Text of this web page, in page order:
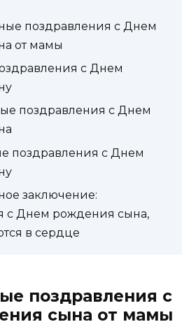
поздравления с Днем
от мамы
с Днем
поздравления с Днем
поздравления с Днем
заключение:
с Днем рождения сына,
в сердце
поздравления с
сына от мамы